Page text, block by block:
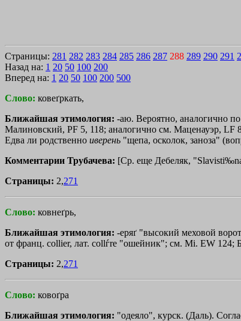
Страницы: 281 282 283 284 285 286 287 288 289 290 291
Назад на: 1 20 50 100 200
Вперед на: 1 20 50 100 200 500
Слово: ковеґркать,
Ближайшая этимология: -аю. Вероятно, аналогично
Малиновский, РF 5, 118; аналогично см. Маценауэр, LF
Едва ли родственно иверень "щепа, осколок, заноза"
Комментарии Трубачева: [Ср. еще Дебеляк,
Страницы: 2,271
Слово: ковнеґрь,
Ближайшая этимология: -еряґ "высокий меховой
от франц. collier, лат. collѓre "ошейник"; см. Мi. ЕW 124;
Страницы: 2,271
Слово: ковоґра
Ближайшая этимология: "одеяло", курск. (Даль).